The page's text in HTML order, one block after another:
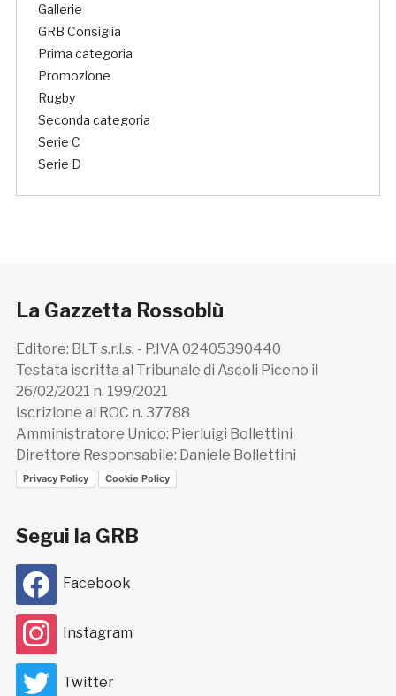
Gallerie
GRB Consiglia
Prima categoria
Promozione
Rugby
Seconda categoria
Serie C
Serie D
La Gazzetta Rossoblù
Editore: BLT s.r.l.s. - P.IVA 02405390440
Testata iscritta al Tribunale di Ascoli Piceno il
26/02/2021 n. 199/2021
Iscrizione al ROC n. 37788
Amministratore Unico: Pierluigi Bollettini
Direttore Responsabile: Daniele Bollettini
Privacy Policy Cookie Policy
Segui la GRB
Facebook
Instagram
Twitter